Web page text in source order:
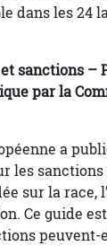
dans les 24
sanctions –
par la
a
les sanctions
sur la race,
Ce guide